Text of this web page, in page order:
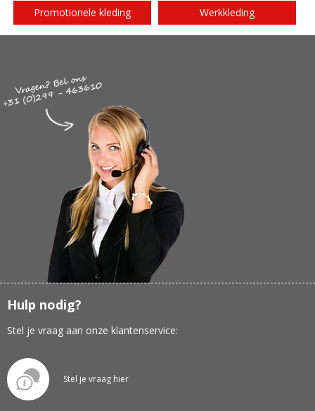
Promotionele kleding Werkkleding
Hulp nodig?
Stel je vraag aan onze klantenservice:
Stel je vraag hier